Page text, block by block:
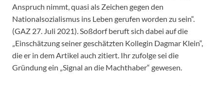
Anspruch nimmt, quasi als Zeichen gegen den
Nationalsozialismus ins Leben gerufen worden zu sein“.
(GAZ 27. Juli 2021). Soßdorf beruft sich dabei auf die
„Einschätzung seiner geschätzten Kollegin Dagmar Klein“,
die er in dem Artikel auch zitiert. Ihr zufolge sei die
Gründung ein „Signal an die Machthaber“ gewesen.